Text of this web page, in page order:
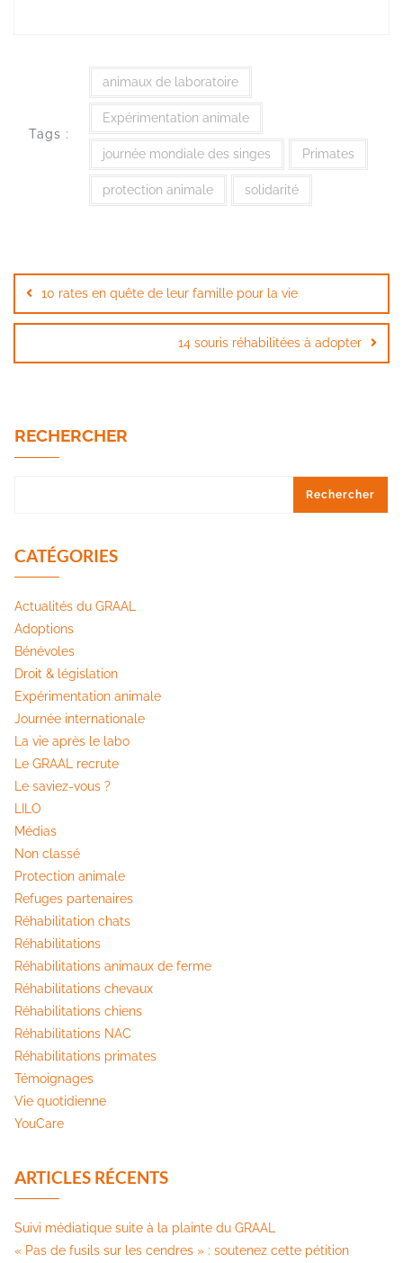
Tags :
animaux de laboratoire
Expérimentation animale
journée mondiale des singes Primates
protection animale solidarité
de
l’article
10 rates en quête de leur famille pour la vie
14 souris réhabilitées à adopter
RECHERCHER
Rechercher
CATÉGORIES
Actualités du GRAAL
Adoptions
Bénévoles
Droit & législation
Expérimentation animale
Journée internationale
La vie après le labo
Le GRAAL recrute
Le saviez-vous ?
LILO
Médias
Non classé
Protection animale
Refuges partenaires
Réhabilitation chats
Réhabilitations
Réhabilitations animaux de ferme
Réhabilitations chevaux
Réhabilitations chiens
Réhabilitations NAC
Réhabilitations primates
Témoignages
Vie quotidienne
YouCare
ARTICLES RÉCENTS
Suivi médiatique suite à la plainte du GRAAL
« Pas de fusils sur les cendres » : soutenez cette pétition​